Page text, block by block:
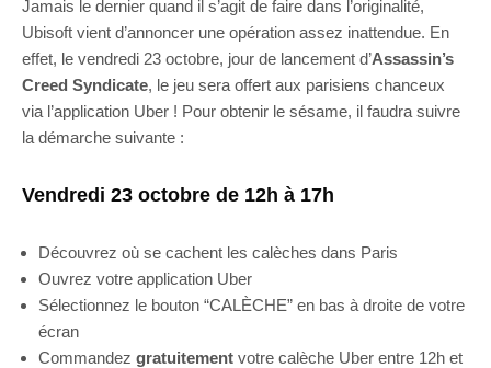
Jamais le dernier quand il s’agit de faire dans l’originalité,
Ubisoft vient d’annoncer une opération assez inattendue. En
effet, le vendredi 23 octobre, jour de lancement d’Assassin’s
Creed Syndicate, le jeu sera offert aux parisiens chanceux
via l’application Uber ! Pour obtenir le sésame, il faudra suivre
la démarche suivante :
Vendredi 23 octobre de 12h à 17h
Découvrez où se cachent les calèches dans Paris
Ouvrez votre application Uber
Sélectionnez le bouton “CALÈCHE” en bas à droite de votre
écran
Commandez gratuitement votre calèche Uber entre 12h et